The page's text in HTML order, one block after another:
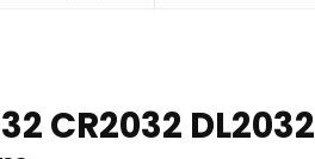
CR2032 DL2032